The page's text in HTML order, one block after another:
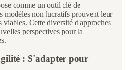
comme un outil clé de
modèles non lucratifs prouvent leur
viables. Cette diversité d'approches
perspectives pour la
: S'adapter pour